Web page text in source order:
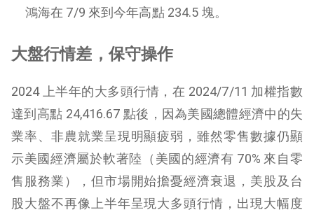
鴻海在 7/9 來到今年高點 234.5 塊。
大盤行情差，保守操作
2024 上半年的大多頭行情，在 2024/7/11 加權指數
達到高點 24,416.67 點後，因為美國總體經濟中的失
業率、非農就業呈現明顯疲弱，雖然零售數據仍顯
示美國經濟屬於軟著陸（美國的經濟有 70% 來自零
售服務業），但市場開始擔憂經濟衰退，美股及台
股大盤不再像上半年呈現大多頭行情，出現大幅度